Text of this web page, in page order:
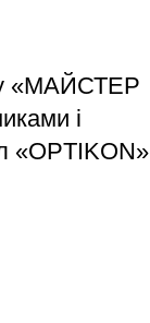
«МАЙСТЕР
і
«OPTIKON»